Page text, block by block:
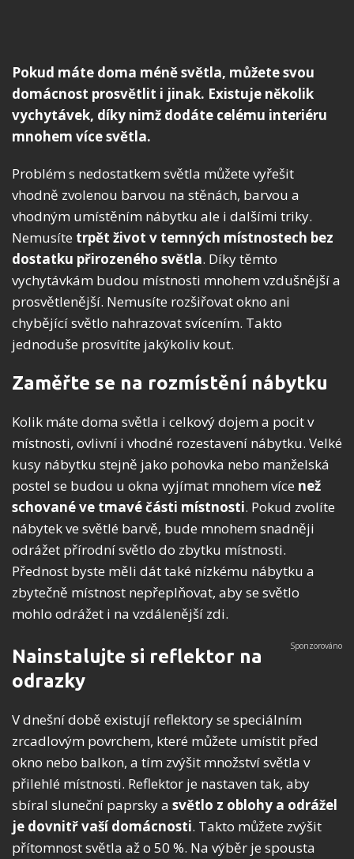
Pokud máte doma méně světla, můžete svou
domácnost prosvětlit i jinak. Existuje několik
vychytávek, díky nimž dodáte celému interiéru
mnohem více světla.
Problém s nedostatkem světla můžete vyřešit
vhodně zvolenou barvou na stěnách, barvou a
vhodným umístěním nábytku ale i dalšími triky.
Nemusíte trpět život v temných místnostech bez
dostatku přirozeného světla. Díky těmto
vychytávkám budou místnosti mnohem vzdušnější a
prosvětlenější. Nemusíte rozšiřovat okno ani
chybějící světlo nahrazovat svícením. Takto
jednoduše prosvítíte jakýkoliv kout.
Zaměřte se na rozmístění nábytku
Kolik máte doma světla i celkový dojem a pocit v
místnosti, ovlivní i vhodné rozestavení nábytku. Velké
kusy nábytku stejně jako pohovka nebo manželská
postel se budou u okna vyjímat mnohem více než
schované ve tmavé části místnosti. Pokud zvolíte
nábytek ve světlé barvě, bude mnohem snadněji
odrážet přírodní světlo do zbytku místnosti.
Přednost byste měli dát také nízkému nábytku a
zbytečně místnost nepřeplňovat, aby se světlo
mohlo odrážet i na vzdálenější zdi.
Nainstalujte si reflektor na
odrazky
V dnešní době existují reflektory se speciálním
zrcadlovým povrchem, které můžete umístit před
okno nebo balkon, a tím zvýšit množství světla v
přilehlé místnosti. Reflektor je nastaven tak, aby
sbíral sluneční paprsky a světlo z oblohy a odrážel
je dovnitř vaší domácnosti. Takto můžete zvýšit
přítomnost světla až o 50 %. Na výběr je spousta